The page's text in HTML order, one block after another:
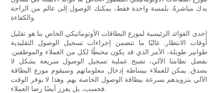
يدك مباشرةً. بلمسة واحدة فقط، يمكنك الوصول إلى عالم من الراحة
والكفاءة.
إحدى الفوائد الرئيسية لموزع البطاقات الأوتوماتيكي الخاص بنا هو تقليل
أوقات الانتظار. غالبًا ما تتضمن إجراءات تسجيل الوصول التقليدية
طوابير طويلة، الأمر الذي قد يكون محبطًا لكل من العملاء والموظفين.
بفضل نظامنا الآلي، تصبح عملية تسجيل الوصول سريعة بشكل لا
يصدق. يمكن للعملاء ببساطة إدخال معلوماتهم وسيقوم موزع البطاقة
الآلي بتزويدهم بسرعة ببطاقة الوصول الخاصة بهم. وهذا لا يوفر الوقت
فحسب، بل يعزز أيضًا رضا العملاء.